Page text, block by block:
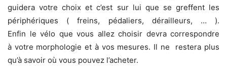
guidera votre choix et c’est sur lui que se greffent les
périphériques ( freins, pédaliers, dérailleurs, … ).
Enfin le vélo que vous allez choisir devra correspondre
à votre morphologie et à vos mesures. Il ne restera plus
qu’à savoir où vous pouvez l’acheter.